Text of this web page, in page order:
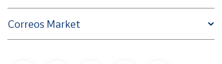
Correos Market